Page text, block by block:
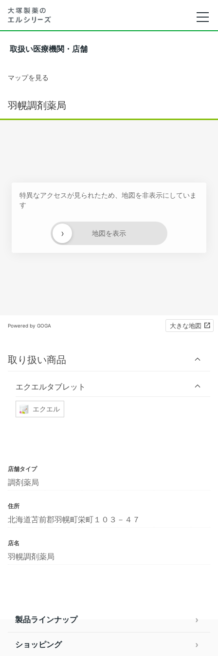
取扱い医療機関・店舗
マップを見る
羽幌調剤薬局
特異なアクセスが見られたため、地図を非表示にしていま
す
地図を表示
›
Powered by GOGA 大きな地図
取り扱い商品
エクエルタブレット
エクエル
店舗タイプ
調剤薬局
住所
北海道苫前郡羽幌町栄町１０３－４７
店名
羽幌調剤薬局
製品ラインナップ
ショッピング